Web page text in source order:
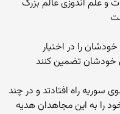
علم اندوزی عالم بزرگ
را در اختیار
خودشان تضمین کنند
سوریه راه افتادتد و در چند
را به این مجاهدان هدیه